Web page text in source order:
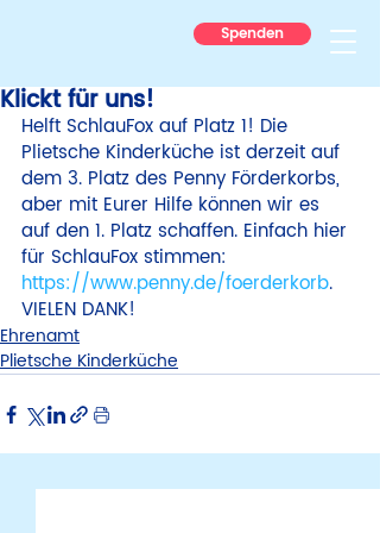
Spenden
Klickt für uns!
Helft SchlauFox auf Platz 1! Die
Plietsche Kinderküche ist derzeit auf
dem 3. Platz des Penny Förderkorbs,
aber mit Eurer Hilfe können wir es
auf den 1. Platz schaffen. Einfach hier
für SchlauFox stimmen:
https://www.penny.de/foerderkorb.
VIELEN DANK!
Ehrenamt
Plietsche Kinderküche